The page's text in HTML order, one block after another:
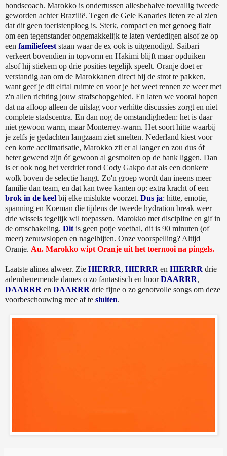
bondscoach. Marokko is ondertussen allesbehalve toevallig tweede
geworden achter Brazilië. Tegen de Gele Kanaries lieten ze al zien
dat dit geen toeristenploeg is. Sterk, compact en met genoeg flair
om een tegenstander ongemakkelijk te laten verdedigen alsof ze op
een familiefeest staan waar de ex ook is uitgenodigd. Saibari
verkeert bovendien in topvorm en Hakimi blijft maar opduiken
alsof hij stiekem op drie posities tegelijk speelt. Oranje doet er
verstandig aan om de Marokkanen direct bij de strot te pakken,
want geef je dit elftal ruimte en voor je het weet rennen ze weer met
z'n allen richting jouw strafschopgebied. En laten we vooral hopen
dat na afloop alleen de uitslag voor verhitte discussies zorgt en niet
complete stadscentra. En dan nog de omstandigheden: het is daar
niet gewoon warm, maar Monterrey-warm. Het soort hitte waarbij
je zelfs je gedachten langzaam ziet smelten. Nederland kiest voor
een korte acclimatisatie, Marokko zit er al langer en zou dus óf
beter gewend zijn óf gewoon al gesmolten op de bank liggen. Dan
is er ook nog het verdriet rond Cody Gakpo dat als een donkere
wolk boven de selectie hangt. Zo'n groep wordt dan ineens meer
familie dan team, en dat kan twee kanten op: extra kracht of een
brok in de keel bij elke mislukte voorzet. Dus ja: hitte, emotie,
spanning en Koeman die tijdens de tweede hydration break weer
drie wissels tegelijk wil toepassen. Marokko met discipline en gif in
de omschakeling. Dit is geen potje voetbal, dit is 90 minuten (of
meer) zenuwslopen en nagelbijten. Onze voorspelling? Altijd
Oranje. Au. Marokko wipt Oranje uit het toernooi na pingels.
Laatste alinea alweer. Zie HIERRR, HIERRR en HIERRR drie
adembenemende dames o zo fantastisch en hoorDAARRR,
DAARRR en DAARRR drie fijne o zo genotvolle songs om deze
voorbeschouwing mee af te sluiten.